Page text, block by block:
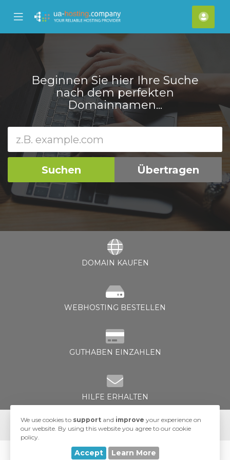
Mobile
Menu
Beginnen Sie hier Ihre Suche
nach dem perfekten
Domainnamen...
DOMAIN KAUFEN
WEBHOSTING BESTELLEN
GUTHABEN EINZAHLEN
HILFE ERHALTEN
We use cookies to support and improve your experience on
our website. By using this website you agree to our cookie
policy.
Accept Learn More